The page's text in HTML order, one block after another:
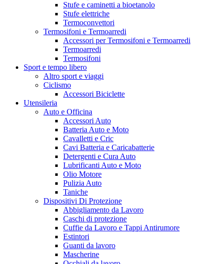
Stufe e caminetti a bioetanolo
Stufe elettriche
Termoconvettori
Termosifoni e Termoarredi
Accessori per Termosifoni e Termoarredi
Termoarredi
Termosifoni
Sport e tempo libero
Altro sport e viaggi
Ciclismo
Accessori Biciclette
Utensileria
Auto e Officina
Accessori Auto
Batteria Auto e Moto
Cavalletti e Cric
Cavi Batteria e Caricabatterie
Detergenti e Cura Auto
Lubrificanti Auto e Moto
Olio Motore
Pulizia Auto
Taniche
Dispositivi Di Protezione
Abbigliamento da Lavoro
Caschi di protezione
Cuffie da Lavoro e Tappi Antirumore
Estintori
Guanti da lavoro
Mascherine